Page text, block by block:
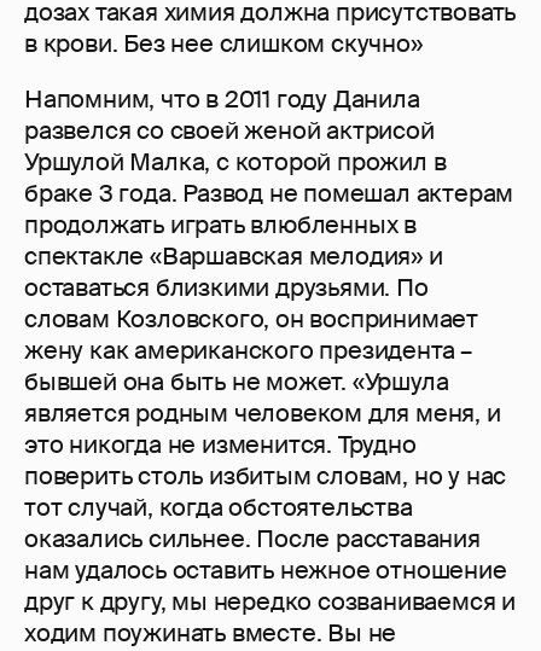
дозах такая химия должна присутствовать
в крови. Без нее слишком скучно»
Напомним, что в 2011 году Данила
развелся со своей женой актрисой
Уршулой Малка, с которой прожил в
браке 3 года. Развод не помешал актерам
продолжать играть влюбленных в
спектакле «Варшавская мелодия» и
оставаться близкими друзьями. По
словам Козловского, он воспринимает
жену как американского президента –
бывшей она быть не может. «Уршула
является родным человеком для меня, и
это никогда не изменится. Трудно
поверить столь избитым словам, но у нас
тот случай, когда обстоятельства
оказались сильнее. После расставания
нам удалось оставить нежное отношение
друг к другу, мы нередко созваниваемся и
ходим поужинать вместе. Вы не